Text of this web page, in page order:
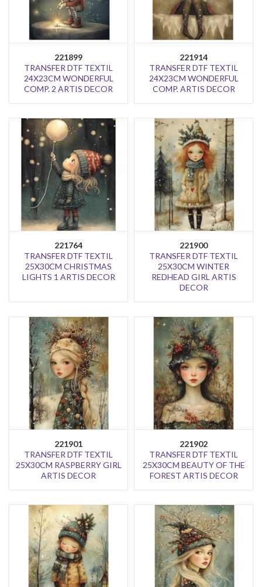
221899
TRANSFER DTF TEXTIL
24X23CM WONDERFUL
COMP. 2 ARTIS DECOR
221914
TRANSFER DTF TEXTIL
24X23CM WONDERFUL
COMP. ARTIS DECOR
221764
TRANSFER DTF TEXTIL
25X30CM CHRISTMAS
LIGHTS 1 ARTIS DECOR
221900
TRANSFER DTF TEXTIL
25X30CM WINTER
REDHEAD GIRL ARTIS
DECOR
221901
TRANSFER DTF TEXTIL
25X30CM RASPBERRY GIRL
ARTIS DECOR
221902
TRANSFER DTF TEXTIL
25X30CM BEAUTY OF THE
FOREST ARTIS DECOR